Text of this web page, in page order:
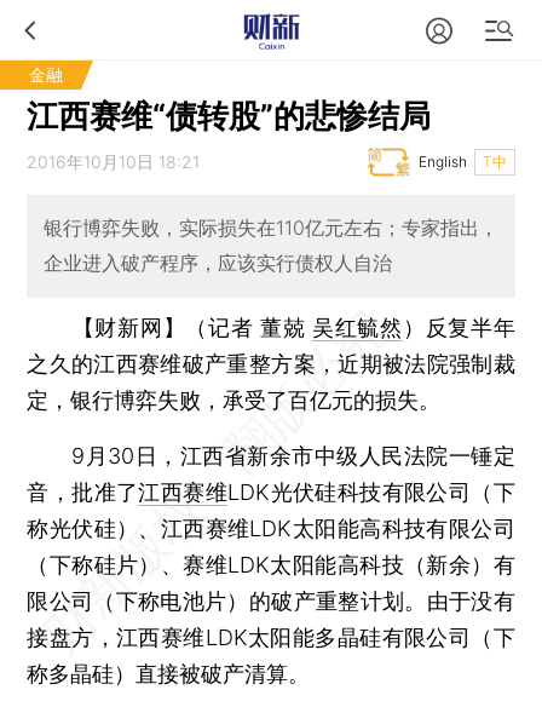
金融
江西赛维“债转股”的悲惨结局
2016年10月10日 18:21 T中
English
银行博弈失败，实际损失在110亿元左右；专家指出，
企业进入破产程序，应该实行债权人自治
【财新网】（记者 董兢 吴红毓然 ）
反复半年
之久的江西赛维破产重整方案，近期被法院强制裁
定，银行博弈失败，承受了百亿元的损失。
9月30日，江西省新余市中级人民法院一锤定
音，批准了江西赛维LDK光伏硅科技有限公司（下
称光伏硅）、江西赛维LDK太阳能高科技有限公司
（下称硅片）、赛维LDK太阳能高科技（新余）有
限公司（下称电池片）的破产重整计划。由于没有
接盘方，江西赛维LDK太阳能多晶硅有限公司（下
称多晶硅）直接被破产清算。